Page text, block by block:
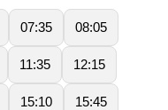
07:35 08:05
11:35 12:15
15:10 15:45